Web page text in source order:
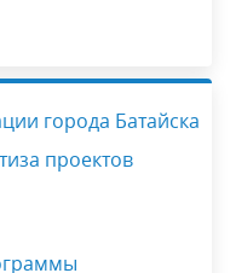
города Батайска
проектов